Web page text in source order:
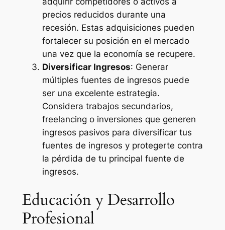
precios reducidos durante una
recesión. Estas adquisiciones pueden
fortalecer su posición en el mercado
una vez que la economía se recupere.
Diversificar Ingresos: Generar
múltiples fuentes de ingresos puede
ser una excelente estrategia.
Considera trabajos secundarios,
freelancing o inversiones que generen
ingresos pasivos para diversificar tus
fuentes de ingresos y protegerte contra
la pérdida de tu principal fuente de
ingresos.
Educación y Desarrollo
Profesional